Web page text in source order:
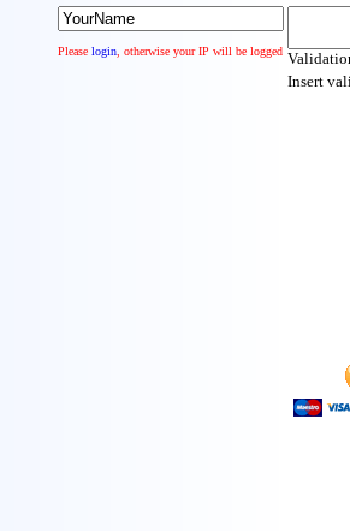
Please login, otherwise your IP will be logged
Insert